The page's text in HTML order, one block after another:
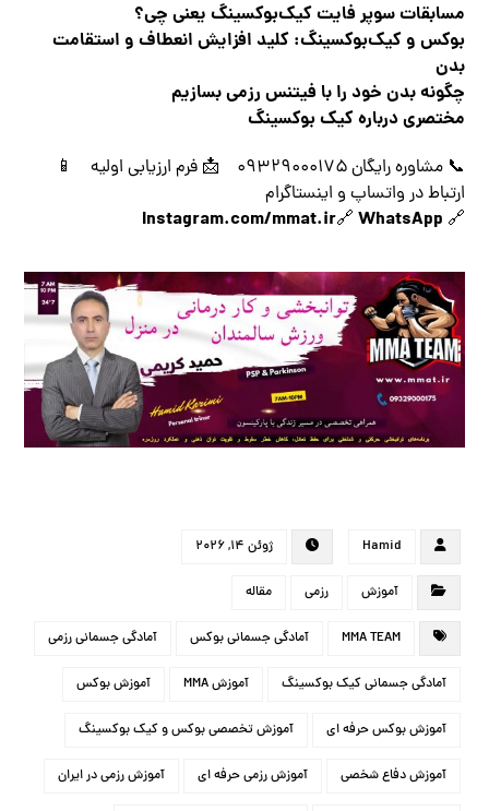
مسابقات سوپر فایت کیک‌بوکسینگ یعنی چی؟
بوکس و کیک‌بوکسینگ: کلید افزایش انعطاف و استقامت
بدن
چگونه بدن خود را با فیتنس رزمی بسازیم
مختصری درباره کیک بوکسینگ
📞 مشاوره رایگان ۰۹۳۲۹۰۰۰۱۷۵ 📩 فرم ارزیابی اولیه 📱
ارتباط در واتساپ و اینستاگرام
🔗
Instagram.com/mmat.ir🔗 WhatsApp
Hamid ژوئن ۱۴, ۲۰۲۶
آموزش رزمی مقاله
MMA TEAM آمادگی جسمانی بوکس آمادگی جسمانی رزمی
آمادگی جسمانی کیک بوکسینگ آموزش MMA آموزش بوکس
آموزش بوکس حرفه ای آموزش تخصصی بوکس و کیک بوکسینگ
آموزش دفاع شخصی آموزش رزمی حرفه ای آموزش رزمی در ایران